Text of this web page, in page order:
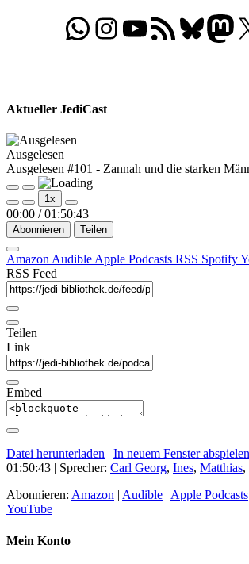
WhatsApp
Folgt uns auf Instagram
Besucht unseren YouTube-Kanal
RSS-FeedFolgt
Aktueller JediCast
Ausgelesen
Ausgelesen #101 - Zannah und die starken
Play
Episode
Pause
Episode
1x
00:00 / 01:50:43
Abonnieren Teilen
Amazon Audible Apple Podcasts RSS Spotify
RSS Feed
Teilen
Link
Embed
Datei herunterladen | In neuem Fenster abspielen
01:50:43 | Sprecher: Carl Georg, Ines, Matthias,
Abonnieren: Amazon | Audible | Apple Podcasts
YouTube
Mein Konto